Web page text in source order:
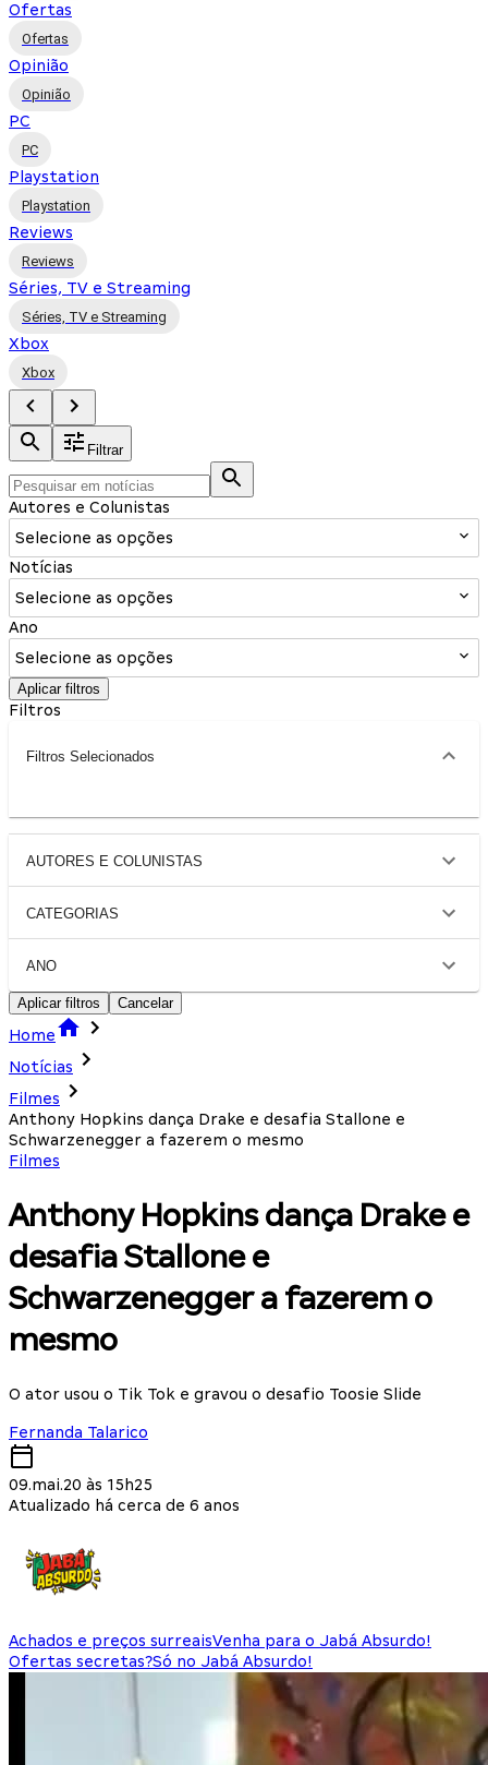
Ofertas
Ofertas
Opinião
Opinião
PC
PC
Playstation
Playstation
Reviews
Reviews
Séries, TV e Streaming
Séries, TV e Streaming
Xbox
Xbox
Filtrar
Autores e Colunistas
Selecione as opções
Notícias
Selecione as opções
Ano
Selecione as opções
Aplicar filtros
Filtros
Filtros Selecionados
AUTORES E COLUNISTAS
CATEGORIAS
ANO
Aplicar filtros Cancelar
Home
Notícias
Filmes
Anthony Hopkins dança Drake e desafia Stallone e
Schwarzenegger a fazerem o mesmo
Filmes
Anthony Hopkins dança Drake e
desafia Stallone e
Schwarzenegger a fazerem o
mesmo
O ator usou o Tik Tok e gravou o desafio Toosie Slide
Fernanda Talarico
09.mai.20 às 15h25
Atualizado há cerca de 6 anos
Achados e preços surreaisVenha para o Jabá Absurdo!
Ofertas secretas?Só no Jabá Absurdo!